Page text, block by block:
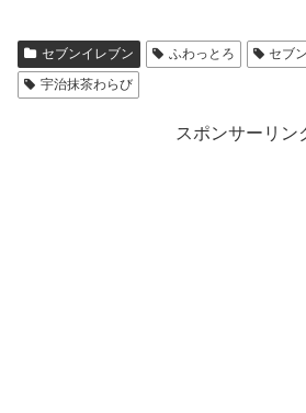
セブンイレブン ふわっとろ
セブ
宇治抹茶わらび
スポンサーリン